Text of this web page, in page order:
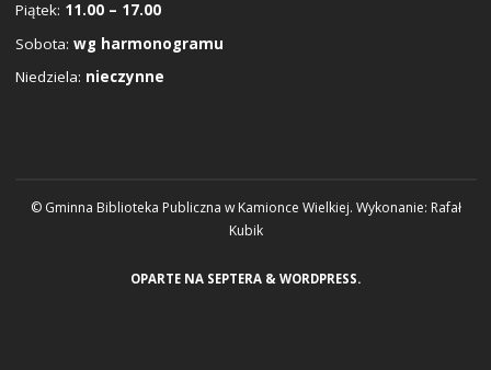
Piątek: 11.00 – 17.00
Sobota: wg harmonogramu
Niedziela: nieczynne
© Gminna Biblioteka Publiczna w Kamionce Wielkiej. Wykonanie: Rafał
Kubik
OPARTE NA SEPTERA & WORDPRESS.